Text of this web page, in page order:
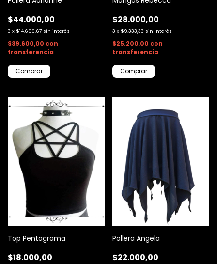
$44.000,00
3 x $14.666,67 sin interés
$39.600,00 con
transferencia
Comprar
$28.000,00
3 x $9.333,33 sin interés
$25.200,00 con
transferencia
Comprar
Top Pentagrama
$18.000,00
Pollera Angela
$22.000,00